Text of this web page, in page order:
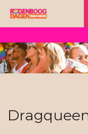
Ga
naar
de
inhoud